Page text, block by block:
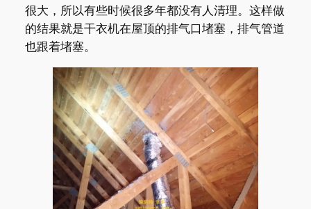
很大，所以有些时候很多年都没有人清理。这样做
的结果就是干衣机在屋顶的排气口堵塞，排气管道
也跟着堵塞。